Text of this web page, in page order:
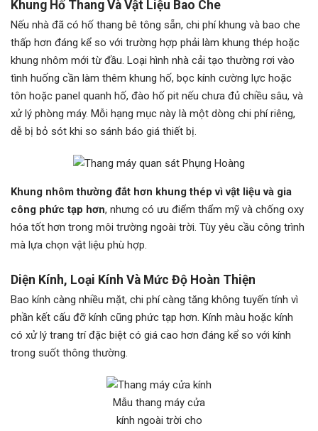
Khung Hố Thang Và Vật Liệu Bao Che
Nếu nhà đã có hố thang bê tông sẵn, chi phí khung và bao che
thấp hơn đáng kể so với trường hợp phải làm khung thép hoặc
khung nhôm mới từ đầu. Loại hình nhà cải tạo thường rơi vào
tình huống cần làm thêm khung hố, bọc kính cường lực hoặc
tôn hoặc panel quanh hố, đào hố pit nếu chưa đủ chiều sâu, và
xử lý phòng máy. Mỗi hạng mục này là một dòng chi phí riêng,
dễ bị bỏ sót khi so sánh báo giá thiết bị.
Khung nhôm thường đắt hơn khung thép vì vật liệu và gia
công phức tạp hơn, nhưng có ưu điểm thẩm mỹ và chống oxy
hóa tốt hơn trong môi trường ngoài trời. Tùy yêu cầu công trình
mà lựa chọn vật liệu phù hợp.
Diện Kính, Loại Kính Và Mức Độ Hoàn Thiện
Bao kính càng nhiều mặt, chi phí càng tăng không tuyến tính vì
phần kết cấu đỡ kính cũng phức tạp hơn. Kính màu hoặc kính
có xử lý trang trí đặc biệt có giá cao hơn đáng kể so với kính
trong suốt thông thường.
Mẫu thang máy cửa
kính ngoài trời cho